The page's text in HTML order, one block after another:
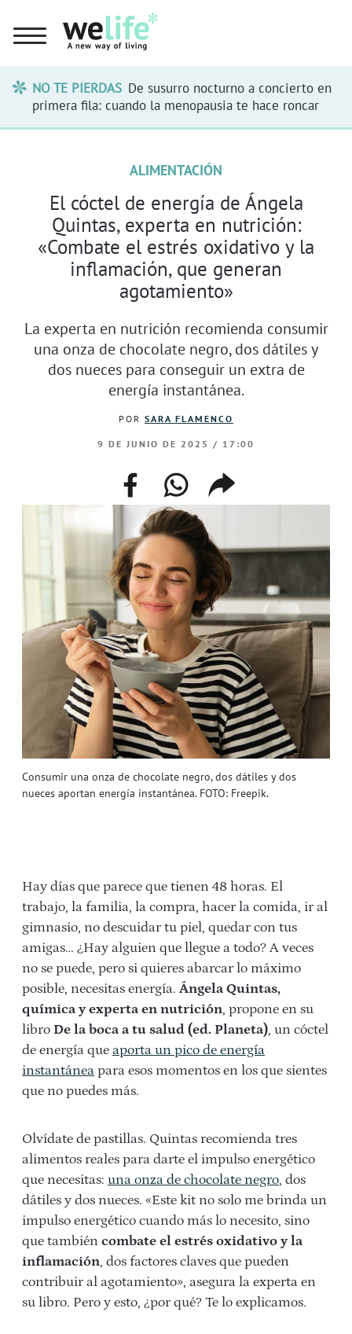
NO TE PIERDAS De susurro nocturno a concierto en
primera fila: cuando la menopausia te hace roncar
Consumir una onza de chocolate negro, dos dátiles y dos
nueces aportan energía instantánea. FOTO: Freepik.
ALIMENTACIÓN
El cóctel de energía de Ángela
Quintas, experta en nutrición:
«Combate el estrés oxidativo y la
inflamación, que generan
agotamiento»
La experta en nutrición recomienda consumir
una onza de chocolate negro, dos dátiles y
dos nueces para conseguir un extra de
energía instantánea.
POR SARA FLAMENCO
9 DE JUNIO DE 2025 / 17:00
facebookwhatsappcompartir
enlace
Hay días que parece que tienen 48 horas. El
trabajo, la familia, la compra, hacer la comida, ir al
gimnasio, no descuidar tu piel, quedar con tus
amigas… ¿Hay alguien que llegue a todo? A veces
no se puede, pero si quieres abarcar lo máximo
posible, necesitas energía. Ángela Quintas,
química y experta en nutrición, propone en su
libro De la boca a tu salud (ed. Planeta), un cóctel
de energía que aporta un pico de energía
instantánea para esos momentos en los que sientes
que no puedes más.
Olvídate de pastillas. Quintas recomienda tres
alimentos reales para darte el impulso energético
que necesitas: una onza de chocolate negro, dos
dátiles y dos nueces. «Este kit no solo me brinda un
impulso energético cuando más lo necesito, sino
que también combate el estrés oxidativo y la
inflamación, dos factores claves que pueden
contribuir al agotamiento», asegura la experta en
su libro. Pero y esto, ¿por qué? Te lo explicamos.